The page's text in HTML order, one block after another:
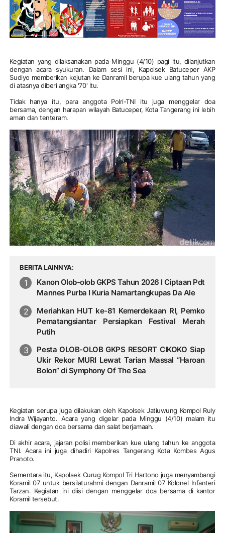
Kegiatan yang dilaksanakan pada Minggu (4/10) pagi itu, dilanjutkan
dengan acara syukuran. Dalam sesi ini, Kapolsek Batuceper AKP
Sudiyo memberikan kejutan ke Danramil berupa kue ulang tahun yang
di atasnya diberi angka '70' itu.
Tidak hanya itu, para anggota Polri-TNI itu juga menggelar doa
bersama, dengan harapan wilayah Batuceper, Kota Tangerang ini lebih
aman dan tenteram.
BERITA LAINNYA
Kanon Olob-olob GKPS Tahun 2026 I Ciptaan Pdt
Mannes Purba I Kuria Namartangkupas Da Ale
Meriahkan HUT ke-81 Kemerdekaan RI, Pemko
Pematangsiantar Persiapkan Festival Merah
Putih
Pesta OLOB-OLOB GKPS RESORT CIKOKO Siap
Ukir Rekor MURI Lewat Tarian Massal “Haroan
Bolon” di Symphony Of The Sea
Kegiatan serupa juga dilakukan oleh Kapolsek Jatiuwung Kompol Ruly
Indra Wijayanto. Acara yang digelar pada Minggu (4/10) malam itu
diawali dengan doa bersama dan salat berjamaah.
Di akhir acara, jajaran polisi memberikan kue ulang tahun ke anggota
TNI. Acara ini juga dihadiri Kapolres Tangerang Kota Kombes Agus
Pranoto.
Sementara itu, Kapolsek Curug Kompol Tri Hartono juga menyambangi
Koramil 07 untuk bersilaturahmi dengan Danramil 07 Kolonel Infanteri
Tarzan. Kegiatan ini diisi dengan menggelar doa bersama di kantor
Koramil tersebut.